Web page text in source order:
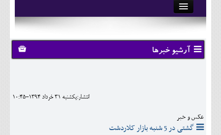
آرشیو
تماس با ما
وبلاگ
کلینیک
آرشیو خبرها
انتشار:يکشنبه 31 خرداد 1394-10:45
عکس و خبر
گشتی در 5 شنبه بازار کلاردشت